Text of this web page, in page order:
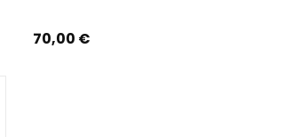
Prix
70,00 €